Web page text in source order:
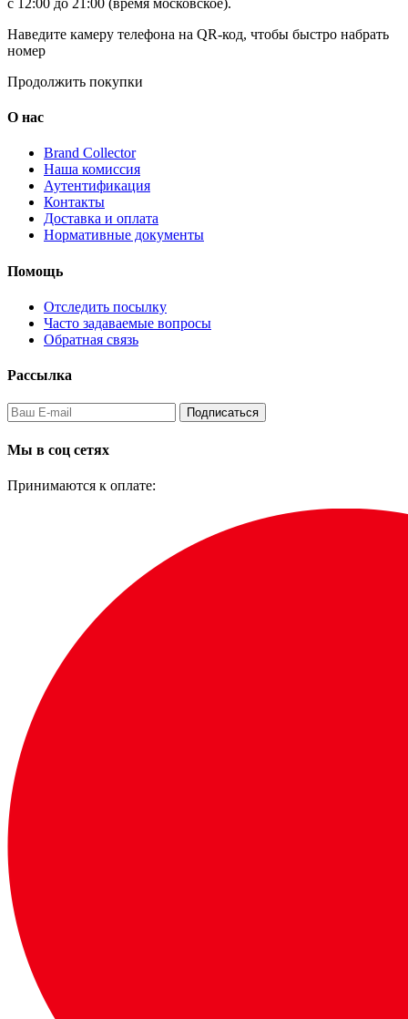
Наведите камеру телефона на QR-код, чтобы быстро набрать
номер
Продолжить покупки
О нас
Brand Collector
Наша комиссия
Аутентификация
Контакты
Доставка и оплата
Нормативные документы
Помощь
Отследить посылку
Часто задаваемые вопросы
Обратная связь
Рассылка
Подписаться
Мы в соц сетях
Принимаются к оплате: